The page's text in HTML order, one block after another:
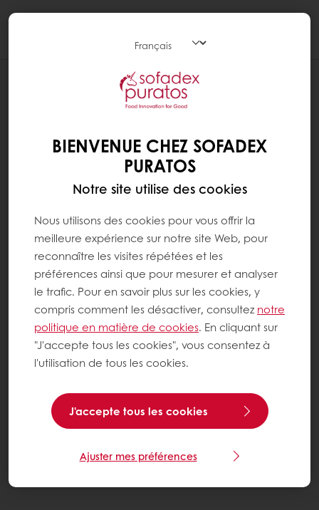
RECETTES
DELICE EXOTIQUE
BIENVENUE CHEZ SOFADEX
PURATOS
Notre site utilise des cookies
Nous utilisons des cookies pour vous offrir la
meilleure expérience sur notre site Web, pour
reconnaître les visites répétées et les
préférences ainsi que pour mesurer et analyser
le trafic. Pour en savoir plus sur les cookies, y
compris comment les désactiver, consulteznotre
politique en matière de cookies. En cliquant sur
"J'accepte tous les cookies", vous consentez à
l'utilisation de tous les cookies.
J'accepte tous les cookies
Ajuster mes préférences